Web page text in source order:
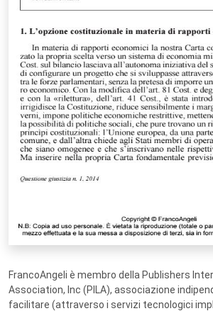
FrancoAngeli è membro della Publishers
Association, Inc (PILA), associazione
facilitare (attraverso i servizi tecnologici